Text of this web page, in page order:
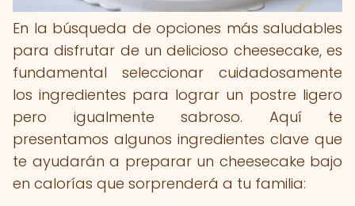
En la búsqueda de opciones más saludables
para disfrutar de un delicioso cheesecake, es
fundamental seleccionar cuidadosamente
los ingredientes para lograr un postre ligero
pero igualmente sabroso. Aquí te
presentamos algunos ingredientes clave que
te ayudarán a preparar un cheesecake bajo
en calorías que sorprenderá a tu familia: